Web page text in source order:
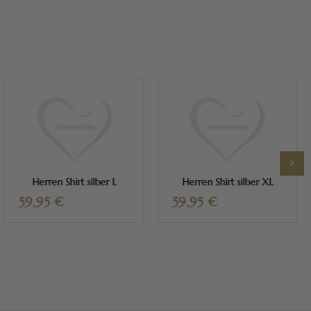
Herren Shirt silber L
59,95€
Herren Shirt silber XL
59,95€